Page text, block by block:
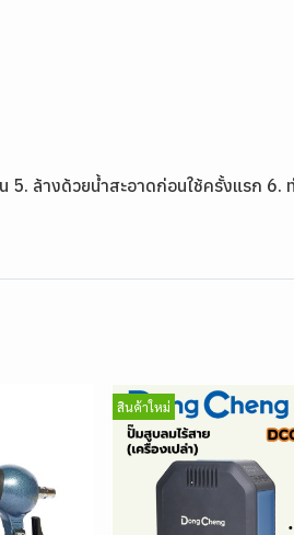
5. ล้างด้วยน้ำสะอาดก่อนใช้ครั้งแรก 6.
สินค้าใหม่